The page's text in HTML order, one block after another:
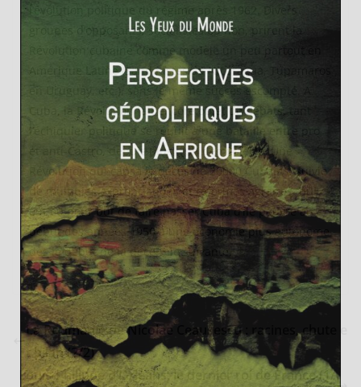
l’évolution politique du régime après 1962. Divers
groupes d’opposants, socialistes ou non, prirent la
Révolution cubaine comme modèle un peu partout en
Amérique Latine (Sandinistes au Nicaragua, Tupamaros
en Uruguay, etc.), sans le même succès escompté. A
Cuba, la Révolution fait encore objet de débats, tant
l’échiquier politique se réduit à une bataille entre pro
et anti-Castro, depuis plus d’un demi-siècle. Une
Révolution qui causa le décès de 20000 Cubains, suivie
de multiples expropriations et réformes agraires, qui
ont eu pour but de faire passer Cuba d’île pauvre au
début des années 1950 à une économie plus autonome
dès le début de la décennie suivante.
La Roumanie de Nicolae Ceaușescu : racines, chute e
t bilan (2/2)
Louis-Philippe d’Orléans, le dernier roi de France (1/